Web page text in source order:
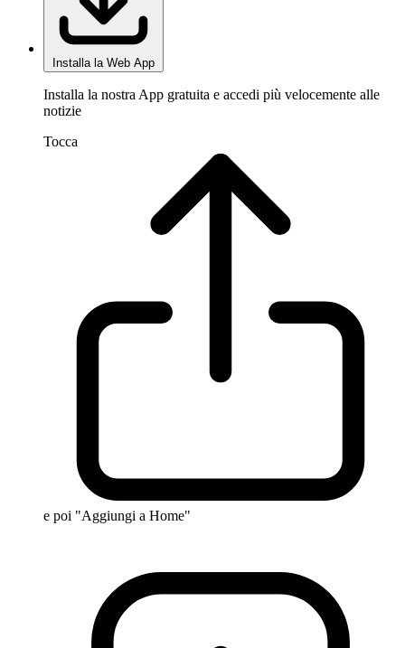
Installa la Web App
Installa la nostra App gratuita e accedi più velocemente alle
notizie
Tocca
e poi "Aggiungi a Home"